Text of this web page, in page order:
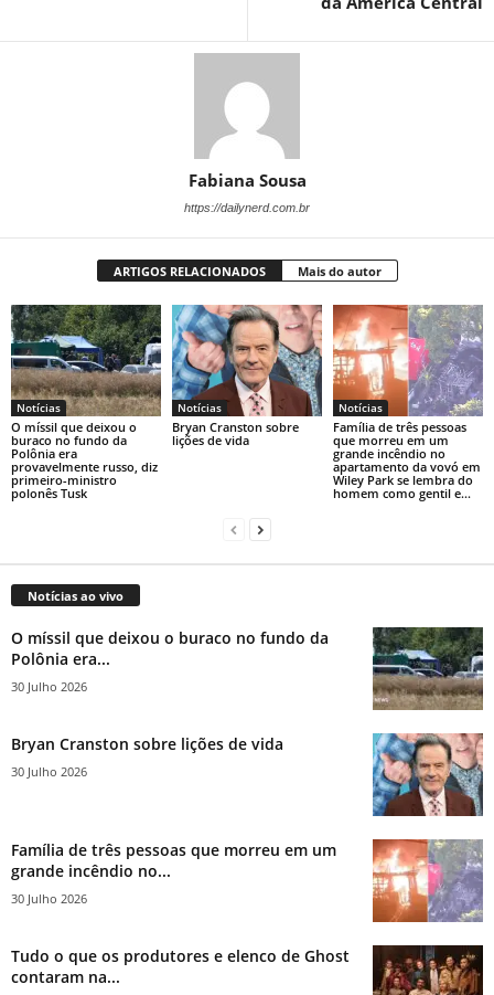
Fabiana Sousa
https://dailynerd.com.br
ARTIGOS RELACIONADOS Mais do autor
Notícias
O míssil que deixou o
buraco no fundo da
Polônia era
provavelmente russo, diz
primeiro-ministro
polonês Tusk
Notícias
Bryan Cranston sobre
lições de vida
Notícias
Família de três pessoas
que morreu em um
grande incêndio no
apartamento da vovó em
Wiley Park se lembra do
homem como gentil e...
Notícias ao vivo
O míssil que deixou o buraco no fundo da
Polônia era...
30 Julho 2026
Bryan Cranston sobre lições de vida
30 Julho 2026
Família de três pessoas que morreu em um
grande incêndio no...
30 Julho 2026
Tudo o que os produtores e elenco de Ghost
contaram na...